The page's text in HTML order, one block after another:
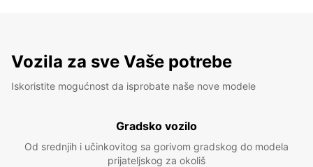
Vozila za sve Vaše potrebe
Iskoristite mogućnost da isprobate naše nove modele
Gradsko vozilo
Od srednjih i učinkovitog sa gorivom gradskog do modela
prijateljskog za okoliš